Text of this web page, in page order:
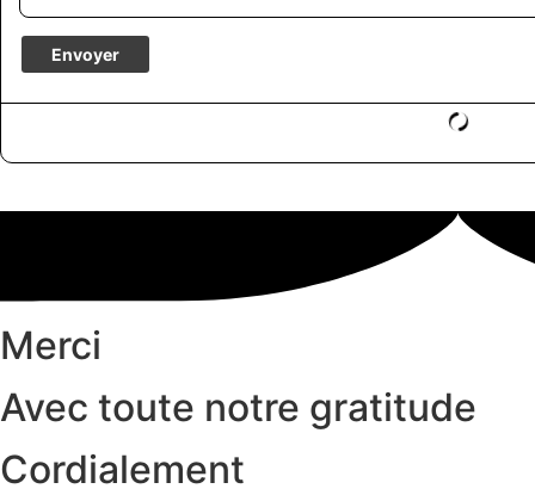
Merci
Avec toute notre gratitude
Cordialement